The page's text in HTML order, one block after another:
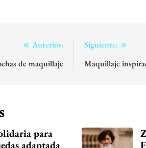
Anterior:
de maquillaje
Siguiente:
Maquillaje
para
adaptada